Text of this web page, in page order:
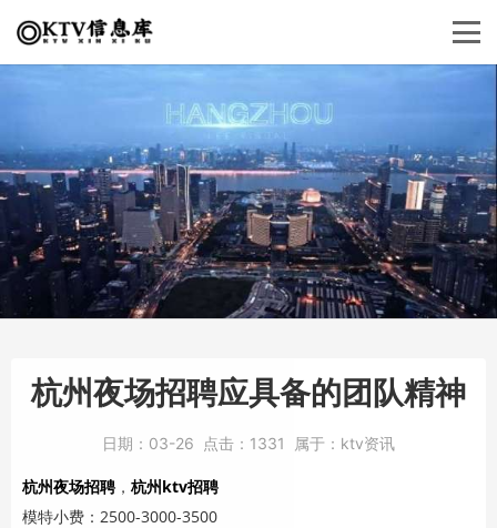
杭州夜场招聘应具备的团队精神
日期： 03-26 点击： 1331 属于： ktv资讯
杭州夜场招聘 ， 杭州ktv招聘
模特小费：2500-3000-3500